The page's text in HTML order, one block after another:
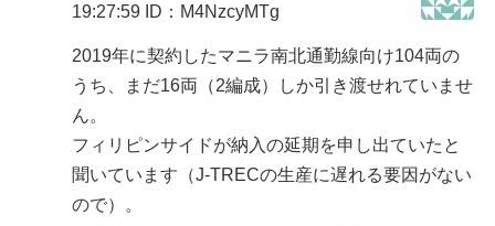
19:27:59 ID：M4NzcyMTg
2019年に契約したマニラ南北通勤線向け104両の
うち、まだ16両（2編成）しか引き渡せれていませ
ん。
フィリピンサイドが納入の延期を申し出ていたと
聞いています（J-TRECの生産に遅れる要因がない
ので）。